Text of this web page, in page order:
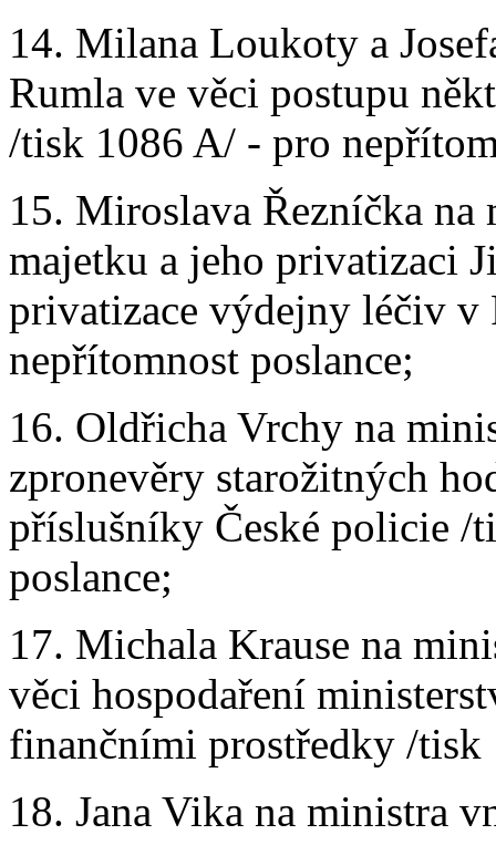
14. Milana Loukoty a
Rumla ve věci postupu
/tisk 1086 A/ - pro
15. Miroslava Řezníčka
majetku a jeho privatizaci
privatizace výdejny léčiv v
nepřítomnost poslance;
16. Oldřicha Vrchy na
zpronevěry starožitných
příslušníky České policie /
poslance;
17. Michala Krause na
věci hospodaření
finančními prostředky /tisk
18. Jana Vika na ministra